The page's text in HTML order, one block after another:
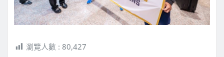
瀏覽人數 : 80,427